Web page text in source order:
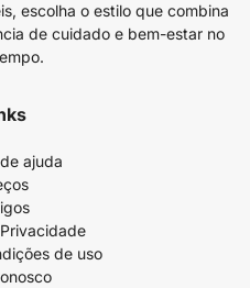
escolha o estilo que combina
de cuidado e bem-estar no
ajuda
de uso